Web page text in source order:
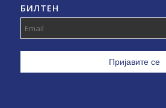
БИЛТЕН